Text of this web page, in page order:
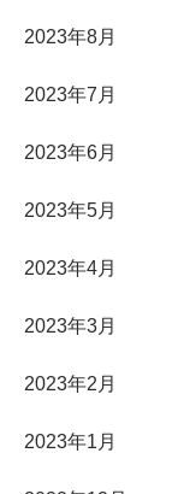
2023年8月
2023年7月
2023年6月
2023年5月
2023年4月
2023年3月
2023年2月
2023年1月